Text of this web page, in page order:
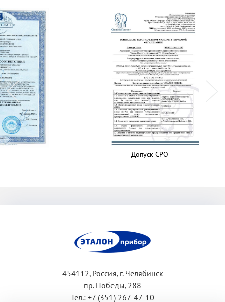
Допуск СРО
454112, Россия, г. Челябинск
пр. Победы, 288
Тел.: +7 (351) 267-47-10